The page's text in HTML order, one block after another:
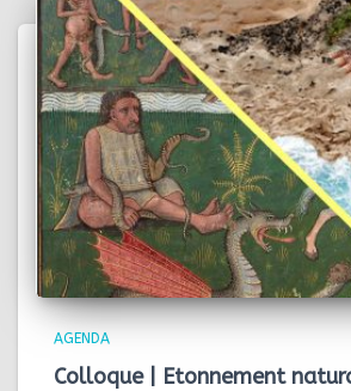
AGENDA
Colloque | Etonnement